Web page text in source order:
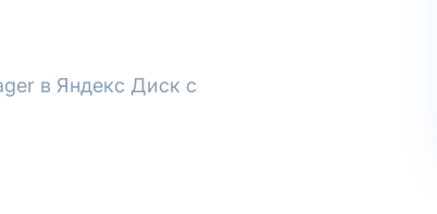
в Яндекс Диск с